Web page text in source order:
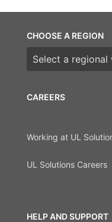
CAREERS
Working at UL
UL Solutions Careers
HELP AND SUPPORT
CHOOSE A REGION
Choose a region